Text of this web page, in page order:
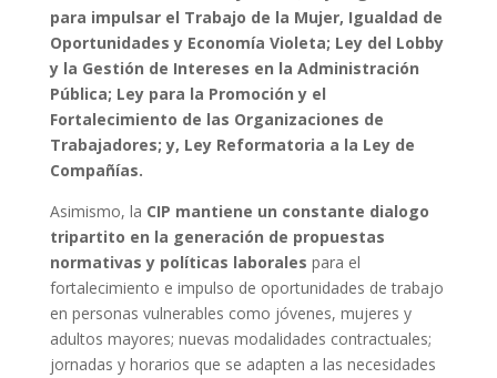
para impulsar el Trabajo de la Mujer, Igualdad de
Oportunidades y Economía Violeta; Ley del Lobby
y la Gestión de Intereses en la Administración
Pública; Ley para la Promoción y el
Fortalecimiento de las Organizaciones de
Trabajadores; y, Ley Reformatoria a la Ley de
Compañías.
Asimismo, la CIP mantiene un constante dialogo
tripartito en la generación de propuestas
normativas y políticas laborales para el
fortalecimiento e impulso de oportunidades de trabajo
en personas vulnerables como jóvenes, mujeres y
adultos mayores; nuevas modalidades contractuales;
jornadas y horarios que se adapten a las necesidades